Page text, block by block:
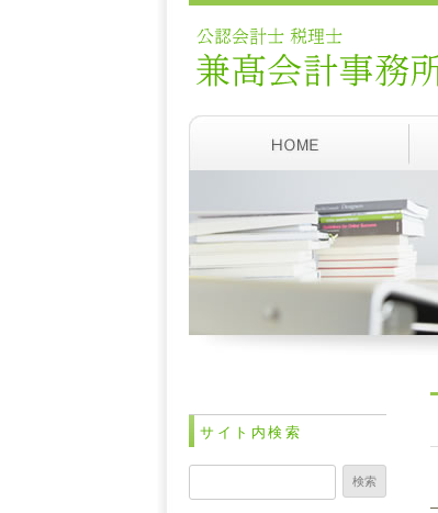
サイト内検索
検
索: